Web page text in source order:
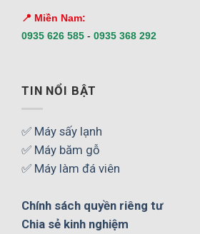
📍 Miền Nam:
0935 626 585 - 0935 368 292
TIN NỔI BẬT
✅ Máy sấy lạnh
✅ Máy băm gỗ
✅ Máy làm đá viên
Chính sách quyền riêng tư
Chia sẻ kinh nghiệm